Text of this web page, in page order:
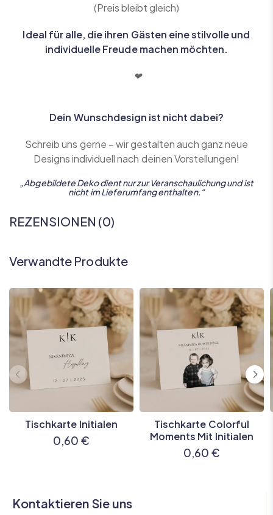
(Preis bleibt gleich)
Ideal für alle, die ihren Gästen eine stilvolle und
individuelle Freude machen möchten.
‭❤
Dein Wunschdesign ist nicht dabei?
Schreib uns gerne – wir gestalten auch ganz neue
Designs individuell nach deinen Vorstellungen!
„Abgebildete Deko dient nur zur Veranschaulichung und ist
nicht im Lieferumfang enthalten.“
REZENSIONEN (0)
Verwandte Produkte
Tischkarte Initialen
0,60 €
Tischkarte Colorful
Moments Mit Initialen
0,60 €
Kontaktieren Sie uns